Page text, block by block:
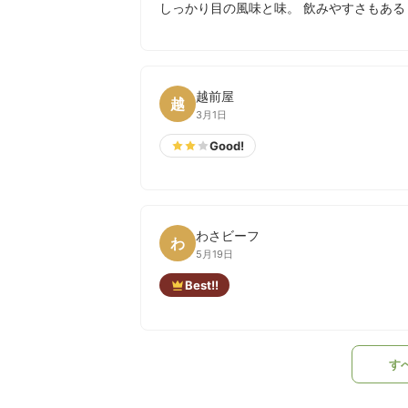
しっかり目の風味と味。 飲みやすさもある
越 越前屋
3月1日
Good!
わ わさビーフ
5月19日
Best!!
す